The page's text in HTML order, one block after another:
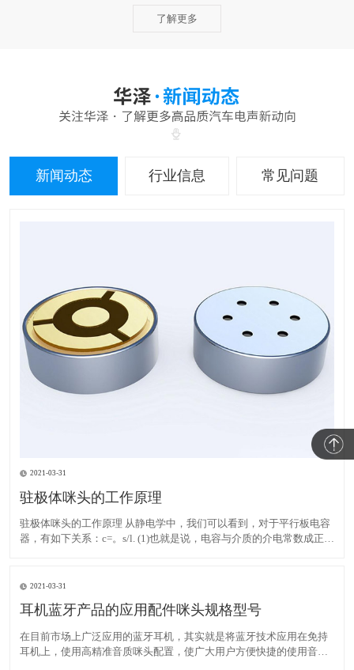
了解更多
新闻动态 行业信息 常见问题
2021-03-31
驻极体咪头的工作原理
驻极体咪头的工作原理 从静电学中，我们可以看到，对于平行板电容
器，有如下关系：c=。s/l. (1)也就是说，电容与介质的介电常数成正
压，其关系如下：C=Q/V. (2)对于驻极体
2021-03-31
耳机蓝牙产品的应用配件咪头规格型号
在目前市场上广泛应用的蓝牙耳机，其实就是将蓝牙技术应用在免持
耳机上，使用高精准音质咪头配置，使广大用户方便快捷的使用音频